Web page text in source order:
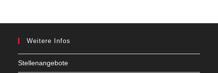
Weitere Infos
Stellenangebote